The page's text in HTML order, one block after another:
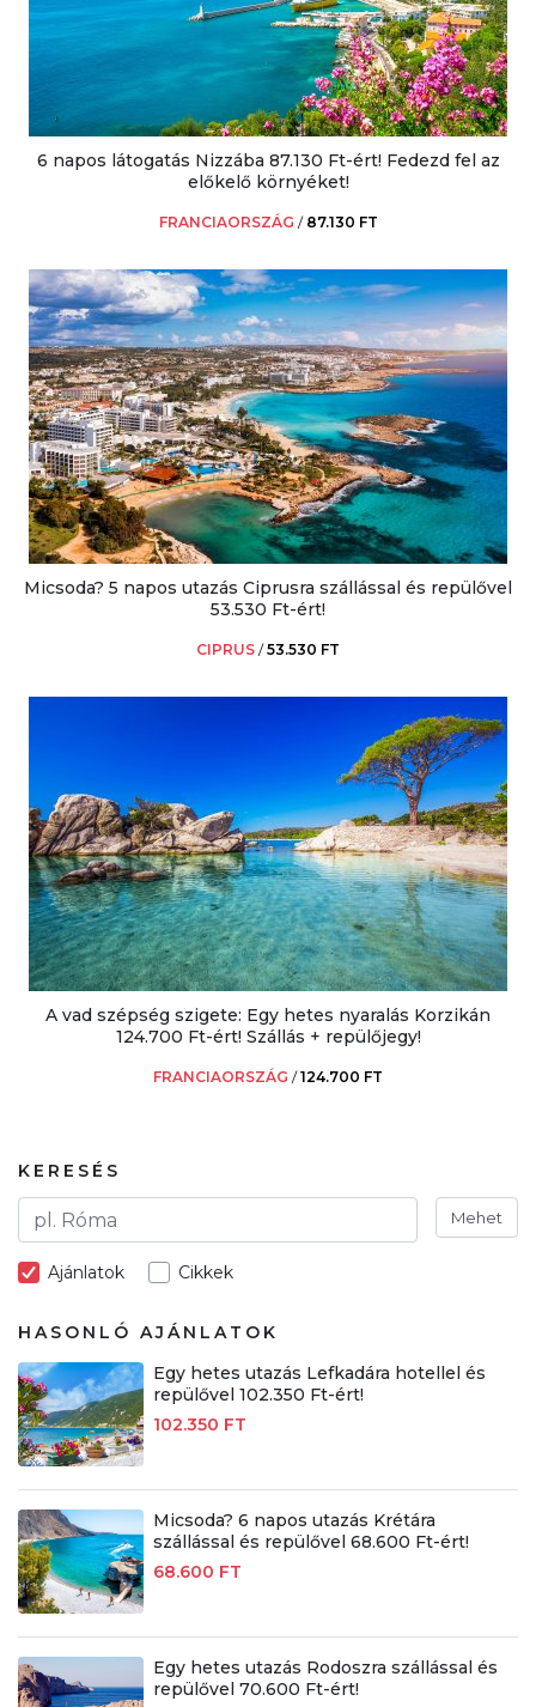
6 napos látogatás Nizzába 87.130 Ft-ért! Fedezd fel az
előkelő környéket!
FRANCIAORSZÁG / 87.130 FT
Micsoda? 5 napos utazás Ciprusra szállással és repülővel
53.530 Ft-ért!
CIPRUS /53.530 FT
A vad szépség szigete: Egy hetes nyaralás Korzikán
124.700 Ft-ért! Szállás + repülőjegy!
FRANCIAORSZÁG /124.700 FT
KERESÉS
Mehet
Ajánlatok Cikkek
HASONLÓ AJÁNLATOK
Egy hetes utazás Lefkadára hotellel és
repülővel 102.350 Ft-ért!
102.350 FT
Micsoda? 6 napos utazás Krétára
szállással és repülővel 68.600 Ft-ért!
68.600 FT
Egy hetes utazás Rodoszra szállással és
repülővel 70.600 Ft-ért!